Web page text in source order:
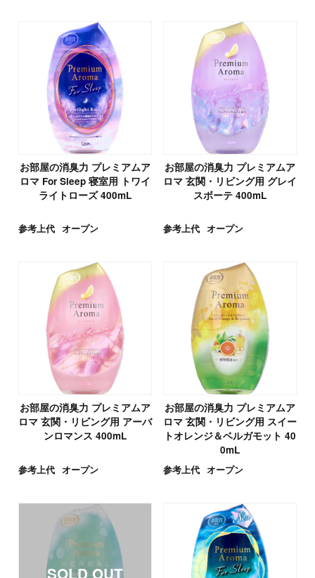
お部屋の消臭力 プレミアムア
ロマ For Sleep 寝室用 トワイ
ライトローズ 400mL
参考上代 オープン
お部屋の消臭力 プレミアムア
ロマ 玄関・リビング用 グレイ
スボーテ 400mL
参考上代 オープン
お部屋の消臭力 プレミアムア
ロマ 玄関・リビング用 アーバ
ンロマンス 400mL
参考上代 オープン
お部屋の消臭力 プレミアムア
ロマ 玄関・リビング用 スイー
トオレンジ＆ベルガモット 40
0mL
参考上代 オープン